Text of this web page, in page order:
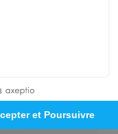
ne sont pas